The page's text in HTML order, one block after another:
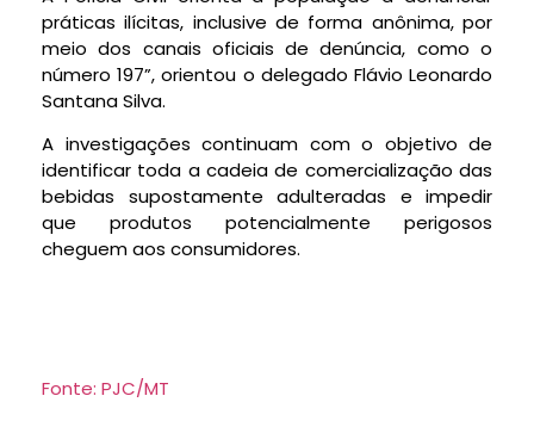
práticas ilícitas, inclusive de forma anônima, por
meio dos canais oficiais de denúncia, como o
número 197”, orientou o delegado Flávio Leonardo
Santana Silva.
A investigações continuam com o objetivo de
identificar toda a cadeia de comercialização das
bebidas supostamente adulteradas e impedir
que produtos potencialmente perigosos
cheguem aos consumidores.
Fonte: PJC/MT